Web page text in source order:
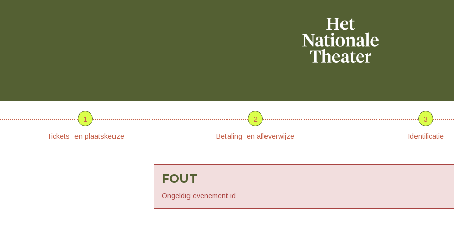
1
Tickets- en plaatskeuze
2
Betaling- en afleverwijze
3
Identificatie
FOUT
Ongeldig evenement id